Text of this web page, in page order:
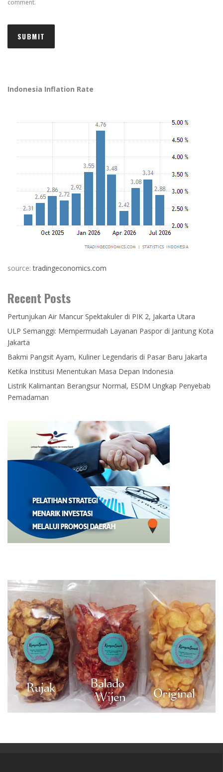
comment.
Indonesia Inflation Rate
source:tradingeconomics.com
Recent Posts
Pertunjukan Air Mancur Spektakuler di PIK 2, Jakarta Utara
ULP Semanggi: Mempermudah Layanan Paspor di Jantung Kota
Jakarta
Bakmi Pangsit Ayam, Kuliner Legendaris di Pasar Baru Jakarta
Ketika Institusi Menentukan Masa Depan Indonesia
Listrik Kalimantan Berangsur Normal, ESDM Ungkap Penyebab
Pemadaman